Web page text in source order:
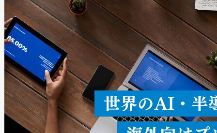
× 80°のノーマルモード、長
ードを切り替えて使用するこ
ることなく、単一のデバイス
うにします。遠距離まで届く
密度なスキャ […]